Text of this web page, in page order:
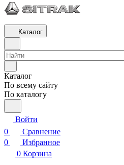
Каталог
Каталог
По всему сайту
По каталогу
Войти
0
Сравнение
0
Избранное
0 Корзина